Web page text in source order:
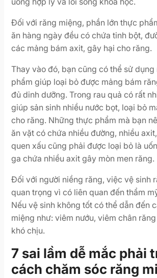
Đối với răng miệng, phần lớn thực
ăn hàng ngày đều có chứa tinh bột,
các mảng bám axit, gây hại cho răng.
Thay vào đó, bạn cũng có thể sử dụng
phẩm giúp loại bỏ được mảng bám
đủ dinh dưỡng. Trong rau quả có rất
giúp sản sinh nhiều nước bọt, loại bỏ
cho răng. Những thực phẩm mà bạn
ăn vặt có chứa nhiều đường, nhiều
quen xấu cũng phải được loại bỏ là
ga chứa nhiều axit gây mòn men răng.
Đối với người niềng răng, việc vệ sinh
quan trọng vì có liên quan đến thẩm
Nếu vệ sinh không tốt có thể dẫn đến
miệng như: viêm nướu, viêm chân
khó chịu.
7 sai lầm dễ mắc phải
cách chăm sóc răng